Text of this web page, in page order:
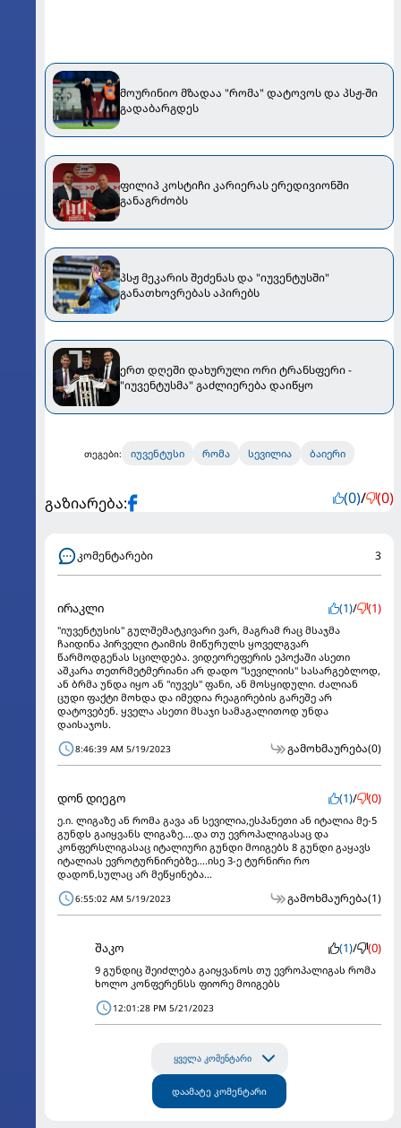
მოურინიო მზადაა "რომა" დატოვოს და პსჟ-ში
გადაბარგდეს
ფილიპ კოსტიჩი კარიერას ერედივიონში
განაგრძობს
პსჟ მეკარის შეძენას და "იუვენტუსში"
განათხოვრებას აპირებს
ერთ დღეში დახურული ორი ტრანსფერი -
"იუვენტუსმა" გაძლიერება დაიწყო
თეგები: იუვენტუსი რომა სევილია ბაიერი
გაზიარება: (0)/ (0)
კომენტარები 3
ირაკლი (1)/ (1)
"იუვენტუსის" გულშემატკივარი ვარ, მაგრამ რაც მსაჯმა
ჩაიდინა პირველი ტაიმის მიწურულს ყოველგვარ
წარმოდგენას სცილდება. ვიდეორეფერის ეპოქაში ასეთი
აშკარა თეთრმეტმერიანი არ დადო "სევილიის" სასარგებლოდ,
ან ბრმა უნდა იყო ან "იუვეს" ფანი, ან მოსყიდული. ძალიან
ცუდი ფაქტი მოხდა და იმედია რეაგირების გარეშე არ
დატოვებენ. ყველა ასეთი მსაჯი სამაგალითოდ უნდა
დაისაჯოს.
8:46:39 AM 5/19/2023 გამოხმაურება(0)
დონ დიეგო (1)/ (0)
ე.ი. ლიგაზე ან რომა გავა ან სევილია,ესპანეთი ან იტალია მე-5
გუნდს გაიყვანს ლიგაზე....და თუ ევროპალიგასაც და
კონფერსლიგასაც იტალიური გუნდი მოიგებს 8 გუნდი გაყავს
იტალიას ევროტურნირებზე....ისე 3-ე ტურნირი რო
დადონ,სულაც არ მეწყინება...
6:55:02 AM 5/19/2023 გამოხმაურება(1)
შაკო (1)/ (0)
9 გუნდიც შეიძლება გაიყვანოს თუ ევროპალიგას რომა
ხოლო კონფერენსს ფიორე მოიგებს
12:01:28 PM 5/21/2023
ყველა კომენტარი
დაამატე კომენტარი